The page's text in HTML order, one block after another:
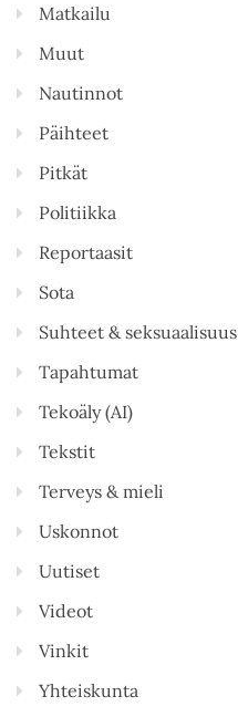
Matkailu
Muut
Nautinnot
Päihteet
Pitkät
Politiikka
Reportaasit
Sota
Suhteet & seksuaalisuus
Tapahtumat
Tekoäly (AI)
Tekstit
Terveys & mieli
Uskonnot
Uutiset
Videot
Vinkit
Yhteiskunta